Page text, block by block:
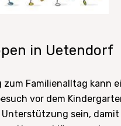
in Uetendorf
zum Familienalltag kann
vor dem
sein, damit